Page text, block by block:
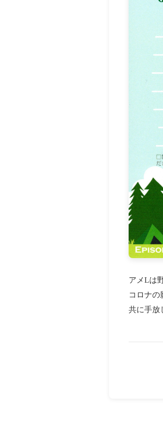
アメLは
コロナの
共に手放